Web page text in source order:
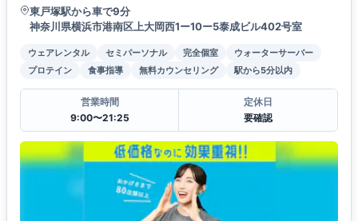
東戸塚駅から車で9分
神奈川県横浜市港南区上大岡西1ー10ー5泰成ビル402号室
ウェアレンタル セミパーソナル 完全個室
ウォーターサーバー
プロテイン
食事指導 無料カウンセリング 駅から5分以内
営業時間
9:00〜21:25
定休日
要確認